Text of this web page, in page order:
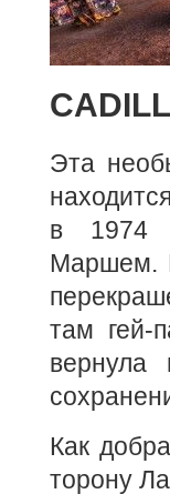
Эта
в 1974
Маршем.
там гей-
Как
торону